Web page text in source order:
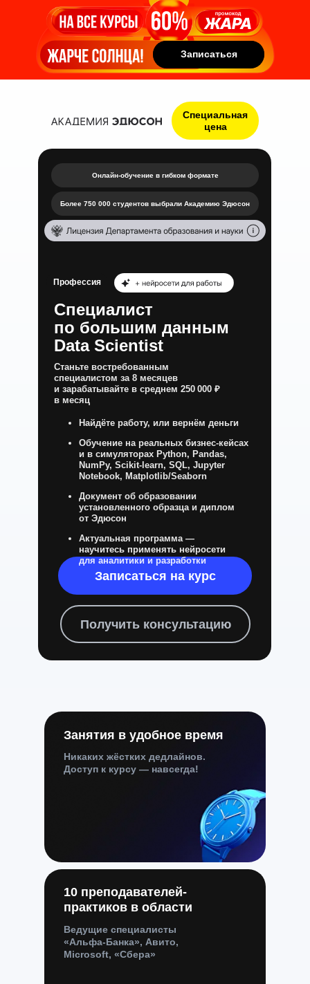
Записаться
Записаться
Получить консультацию
Онлайн-обучение в гибком формате
Более 750 000 студентов выбрали Академию Эдюсон
Записаться на курс
Профессия
Специалист
по большим данным
Data Scientist
Найдёте работу, или вернём деньги
Обучение на реальных бизнес-кейсах
и в симуляторах Python, Pandas,
NumPy, Scikit-learn, SQL, Jupyter
Notebook, Matplotlib/Seaborn
Документ об образовании
установленного образца и диплом
от Эдюсон
Актуальная программа —
научитесь применять нейросети
для аналитики и разработки
Станьте востребованным
специалистом за 8 месяцев
и зарабатывайте в среднем 250 000 ₽
в месяц
Специальная
цена
10 преподавателей-
практиков в области
Ведущие специалисты
«Альфа-Банка», Авито,
Microsoft, «Сбера»
Занятия в удобное время
Никаких жёстких дедлайнов.
Доступ к курсу — навсегда!